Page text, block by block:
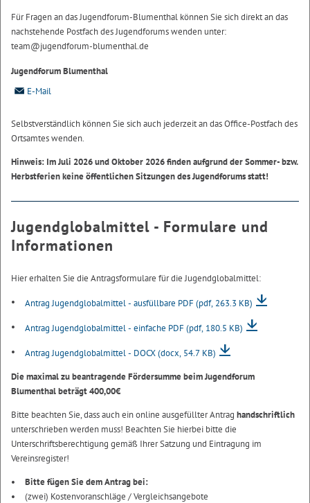
Für Fragen an das Jugendforum-Blumenthal können Sie sich direkt an das
nachstehende Postfach des Jugendforums wenden unter:
team@jugendforum-blumenthal.de
Jugendforum Blumenthal
E-Mail
Selbstverständlich können Sie sich auch jederzeit an das Office-Postfach des
Ortsamtes wenden.
Hinweis: Im Juli 2026 und Oktober 2026 finden aufgrund der Sommer- bzw.
Herbstferien keine öffentlichen Sitzungen des Jugendforums statt!
Jugendglobalmittel - Formulare und
Informationen
Hier erhalten Sie die Antragsformulare für die Jugendglobalmittel:
Antrag Jugendglobalmittel - ausfüllbare PDF (pdf, 263.3 KB)
Antrag Jugendglobalmittel - einfache PDF (pdf, 180.5 KB)
Antrag Jugendglobalmittel - DOCX(docx, 54.7 KB)
Die maximal zu beantragende Fördersumme beim Jugendforum
Blumenthal beträgt 400,00€
Bitte beachten Sie, dass auch ein online ausgefüllter Antrag handschriftlich
unterschrieben werden muss! Beachten Sie hierbei bitte die
Unterschriftsberechtigung gemäß Ihrer Satzung und Eintragung im
Vereinsregister!
Bitte fügen Sie dem Antrag bei:
(zwei) Kostenvoranschläge / Vergleichsangebote